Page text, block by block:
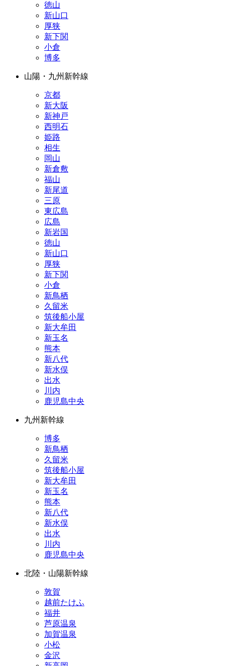
徳山
新山口
厚狭
新下関
小倉
博多
山陽・九州新幹線
京都
新大阪
新神戸
西明石
姫路
相生
岡山
新倉敷
福山
新尾道
三原
東広島
広島
新岩国
徳山
新山口
厚狭
新下関
小倉
新鳥栖
久留米
筑後船小屋
新大牟田
新玉名
熊本
新八代
新水俣
出水
川内
鹿児島中央
九州新幹線
博多
新鳥栖
久留米
筑後船小屋
新大牟田
新玉名
熊本
新八代
新水俣
出水
川内
鹿児島中央
北陸・山陽新幹線
敦賀
越前たけふ
福井
芦原温泉
加賀温泉
小松
金沢